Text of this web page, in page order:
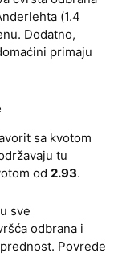
(1.4
Dodatno,
primaju
sa kvotom
tu
od 2.93.
sve
odbrana i
Povrede